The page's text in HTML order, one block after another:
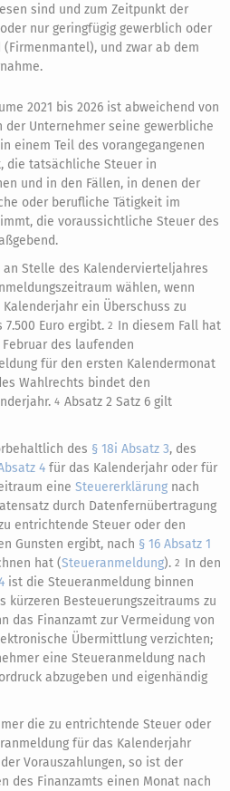
sind und zum Zeitpunkt der
nur geringfügig gewerblich oder
und zwar ab dem
2021 bis 2026 ist abweichend von
der Unternehmer seine gewerbliche
einem Teil des vorangegangenen
die tatsächliche Steuer in
und in den Fällen, in denen der
oder berufliche Tätigkeit im
die voraussichtliche Steuer des
an Stelle des Kalendervierteljahres
wählen, wenn
ein Überschuss zu
Euro ergibt. 2 In diesem Fall hat
des laufenden
für den ersten Kalendermonat
Wahlrechts bindet den
4 Absatz 2 Satz 6 gilt
des § 18i Absatz 3, des
4 für das Kalenderjahr oder für
eine Steuererklärung nach
durch Datenfernübertragung
entrichtende Steuer oder den
Gunsten ergibt, nach § 16 Absatz 1
hat (Steueranmeldung). 2 In den
ist die Steueranmeldung binnen
kürzeren Besteuerungszeitraums zu
das Finanzamt zur Vermeidung von
Übermittlung verzichten;
eine Steueranmeldung nach
abzugeben und eigenhändig
die zu entrichtende Steuer oder
für das Kalenderjahr
Vorauszahlungen, so ist der
des Finanzamts einen Monat nach